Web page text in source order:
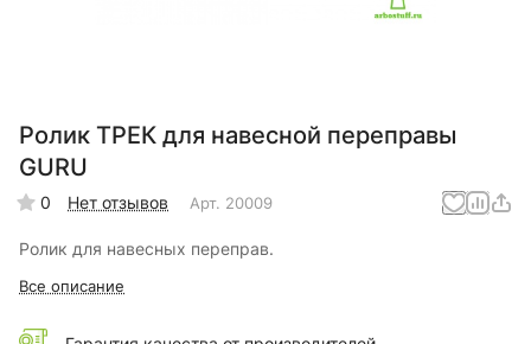
Ролик ТРЕК для навесной переправы
GURU
0 Нет отзывов Арт. 20009
Ролик для навесных переправ.
Все описание